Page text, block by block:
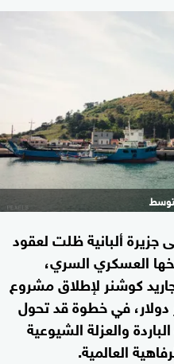
ألبانية ظلت لعقود
العسكري السري،
كوشنر لإطلاق مشروع
بقيمة 1.5 مليار دولار، في خطوة قد تحول
والعزلة الشيوعية
العالمية.